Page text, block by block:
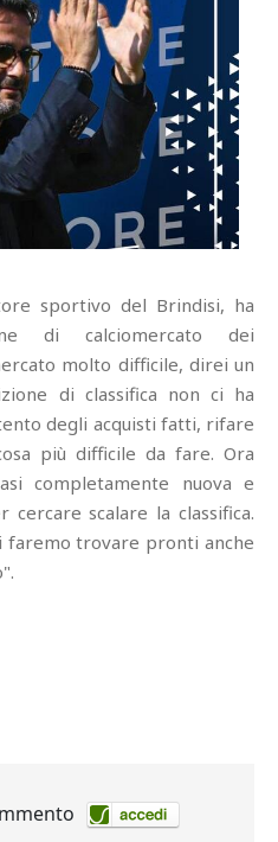
sportivo del Brindisi, ha
di calciomercato dei
molto difficile, direi un
di classifica non ci ha
degli acquisti fatti, rifare
più difficile da fare. Ora
completamente nuova e
scalare la classifica.
faremo trovare pronti anche